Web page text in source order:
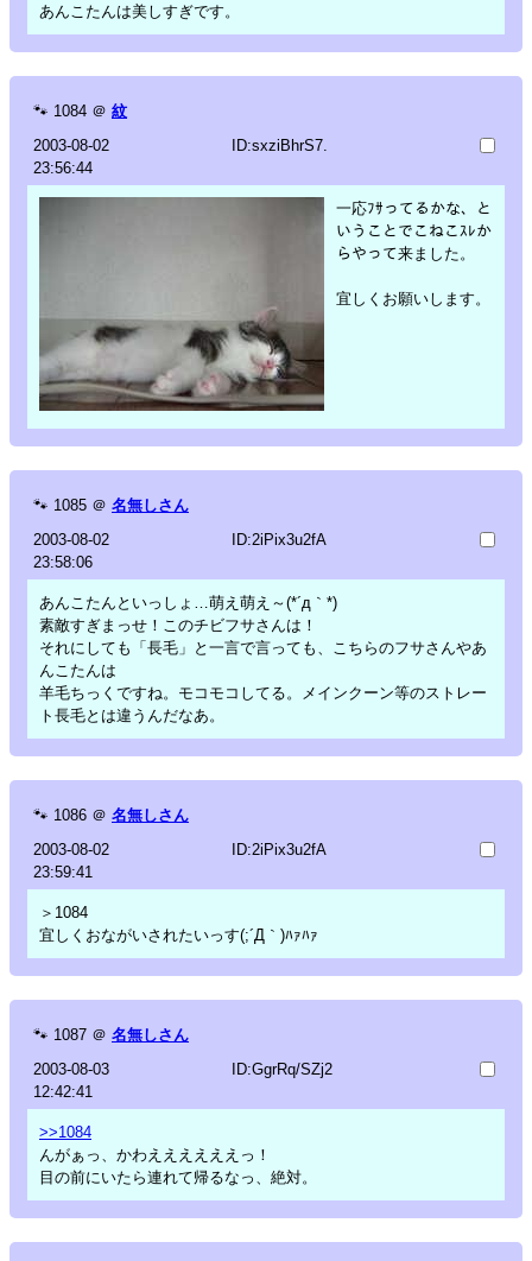
あんこたんは美しすぎです。
🐾 1084 ＠ 紋
2003-08-02
23:56:44
ID:sxziBhrS7.
一応ﾌｻってるかな、と
いうことでこねこｽﾚか
らやって来ました。
宜しくお願いします。
🐾 1085 ＠ 名無しさん
2003-08-02
23:58:06
ID:2iPix3u2fA
あんこたんといっしょ…萌え萌え～(*´д｀*)
素敵すぎまっせ！このチビフサさんは！
それにしても「長毛」と一言で言っても、こちらのフサさんやあ
んこたんは
羊毛ちっくですね。モコモコしてる。メインクーン等のストレー
ト長毛とは違うんだなあ。
🐾 1086 ＠ 名無しさん
2003-08-02
23:59:41
ID:2iPix3u2fA
＞1084
宜しくおながいされたいっす(;´Д｀)ﾊｧﾊｧ
🐾 1087 ＠ 名無しさん
2003-08-03
12:42:41
ID:GgrRq/SZj2
>>1084
んがぁっ、かわええええええっ！
目の前にいたら連れて帰るなっ、絶対。